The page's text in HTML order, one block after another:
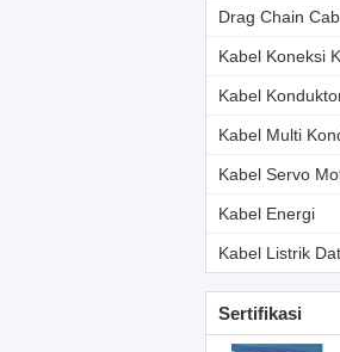
Drag Chain
Kabel Koneksi
Kabel
Kabel Multi
Kabel Servo
Kabel Energi
Kabel Listrik
Sertifikasi